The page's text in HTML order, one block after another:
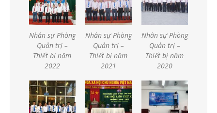
Nhân sự Phòng
Quản trị –
Thiết bị năm
2022
Nhân sự Phòng
Quản trị –
Thiết bị năm
2021
Nhân sự Phòng
Quản trị –
Thiết bị năm
2020